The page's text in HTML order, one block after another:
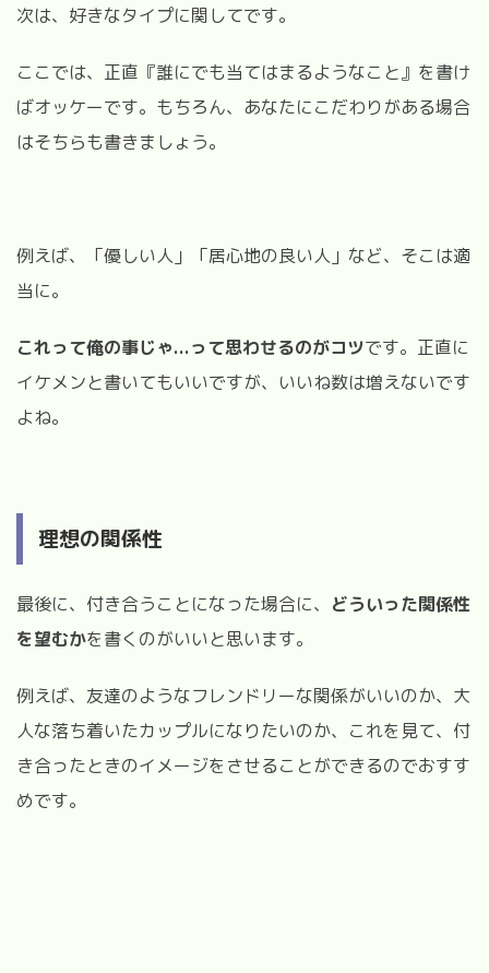
次は、好きなタイプに関してです。
ここでは、正直『誰にでも当てはまるようなこと』を書け
ばオッケーです。もちろん、あなたにこだわりがある場合
はそちらも書きましょう。
例えば、「優しい人」「居心地の良い人」など、そこは適
当に。
これって俺の事じゃ...って思わせるのがコツです。正直に
イケメンと書いてもいいですが、いいね数は増えないです
よね。
理想の関係性
最後に、付き合うことになった場合に、 どういった関係性
を望むかを書くのがいいと思います。
例えば、友達のようなフレンドリーな関係がいいのか、大
人な落ち着いたカップルになりたいのか、これを見て、付
き合ったときのイメージをさせることができるのでおすす
めです。